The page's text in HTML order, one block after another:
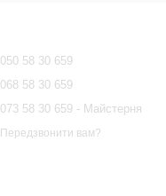
050 58 30 659
068 58 30 659
073 58 30 659 - Майстерня
Передзвонити вам?